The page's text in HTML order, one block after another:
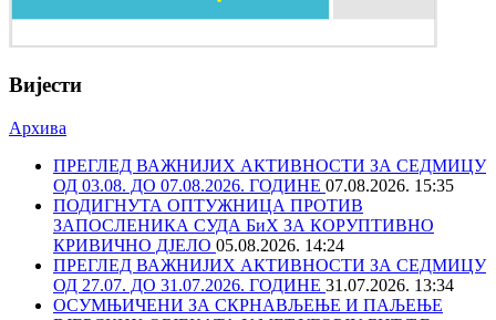
Вијести
Архива
ПРЕГЛЕД ВАЖНИЈИХ АКТИВНОСТИ ЗА СЕДМИЦУ
ОД 03.08. ДО 07.08.2026. ГОДИНЕ 07.08.2026. 15:35
ПОДИГНУТА ОПТУЖНИЦА ПРОТИВ
ЗАПОСЛЕНИКА СУДА БиХ ЗА КОРУПТИВНО
КРИВИЧНО ДЈЕЛО 05.08.2026. 14:24
ПРЕГЛЕД ВАЖНИЈИХ АКТИВНОСТИ ЗА СЕДМИЦУ
ОД 27.07. ДО 31.07.2026. ГОДИНЕ 31.07.2026. 13:34
ОСУМЊИЧЕНИ ЗА СКРНАВЉЕЊЕ И ПАЉЕЊЕ